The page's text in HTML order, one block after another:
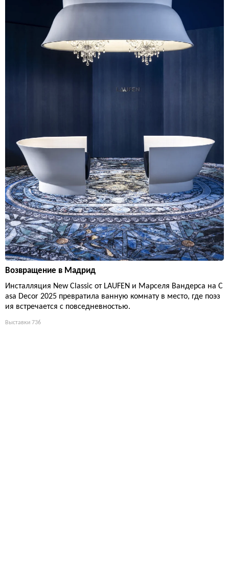
Возвращение в Мадрид
Инсталляция New Classic от LAUFEN и Марселя Вандерса на C
asa Decor 2025 превратила ванную комнату в место, где поэз
ия встречается с повседневностью.
Выставки 736